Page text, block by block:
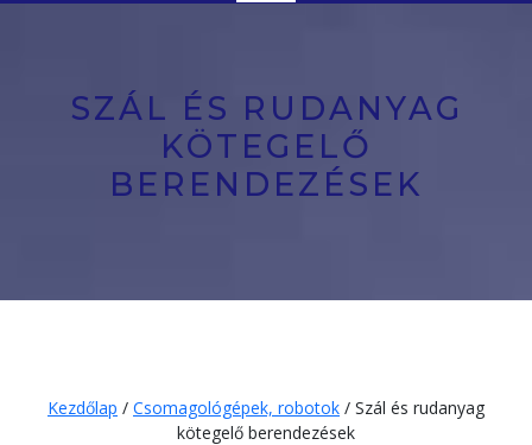
Button
SZÁL ÉS RUDANYAG
KÖTEGELŐ
BERENDEZÉSEK
Kezdőlap / Csomagológépek, robotok / Szál és rudanyag
kötegelő berendezések